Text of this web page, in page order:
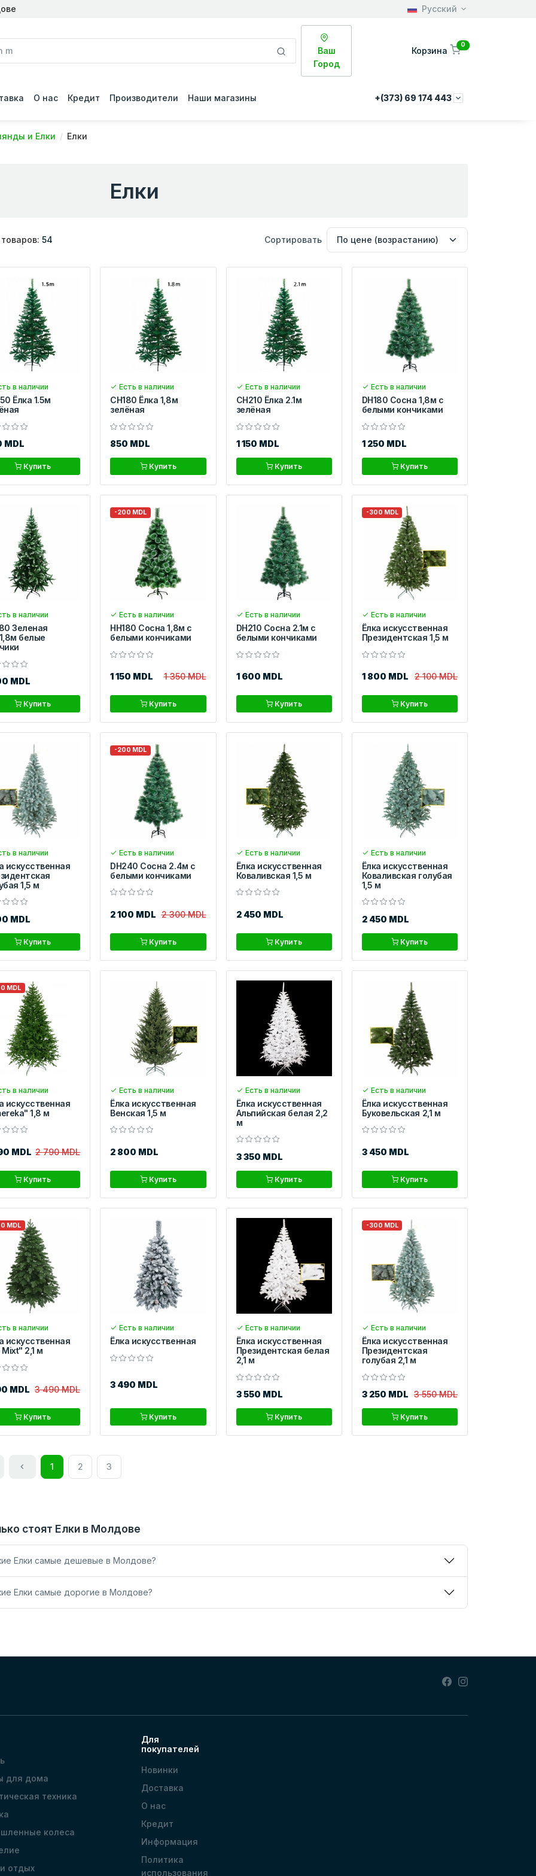
Русский
Ваш
Город
Корзина
0
О нас Кредит Производители Наши магазины +(373) 69 174 443
и Елки Елки
Елки
54 Сортировать
в наличии
Ёлка 1.5м
MDL
Купить
Есть в наличии
CH180 Ёлка 1,8м
зелёная
850 MDL
Купить
Есть в наличии
CH210 Ёлка 2.1м
зелёная
1 150 MDL
Купить
Есть в наличии
DH180 Сосна 1,8м с
белыми кончиками
1 250 MDL
Купить
в наличии
Зеленая
белые
MDL
Купить
-200 MDL
Есть в наличии
HH180 Сосна 1,8м с
белыми кончиками
1 150 MDL 1 350 MDL
Купить
Есть в наличии
DH210 Сосна 2.1м с
белыми кончиками
1 600 MDL
Купить
-300 MDL
Есть в наличии
Ёлка искусственная
Президентская 1,5 м
1 800 MDL 2 100 MDL
Купить
в наличии
искусственная
1,5 м
MDL
Купить
-200 MDL
Есть в наличии
DH240 Сосна 2.4м с
белыми кончиками
2 100 MDL 2 300 MDL
Купить
Есть в наличии
Ёлка искусственная
Коваливская 1,5 м
2 450 MDL
Купить
Есть в наличии
Ёлка искусственная
Коваливская голубая
1,5 м
2 450 MDL
Купить
MDL
в наличии
искусственная
1,8 м
MDL 2 790 MDL
Купить
Есть в наличии
Ёлка искусственная
Венская 1,5 м
2 800 MDL
Купить
Есть в наличии
Ёлка искусственная
Альпийская белая 2,2
м
3 350 MDL
Купить
Есть в наличии
Ёлка искусственная
Буковельская 2,1 м
3 450 MDL
Купить
MDL
в наличии
искусственная
Mixt" 2,1 м
MDL 3 490 MDL
Купить
Есть в наличии
Ёлка искусственная
3 490 MDL
Купить
Есть в наличии
Ёлка искусственная
Президентская белая
2,1 м
3 550 MDL
Купить
-300 MDL
Есть в наличии
Ёлка искусственная
Президентская
голубая 2,1 м
3 250 MDL 3 550 MDL
Купить
1 2 3
стоят Елки в Молдове
Елки самые дешевые в Молдове?
Елки самые дорогие в Молдове?
для дома
техника
колеса
отдых
Для
покупателей
Новинки
Доставка
О нас
Кредит
Информация
Политика
использования